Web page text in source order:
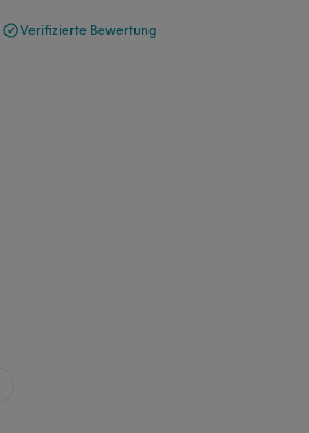
Verifizierte Bewertung